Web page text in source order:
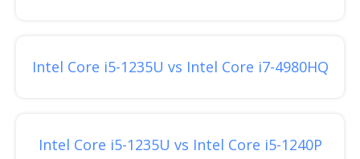
Intel Core i5-1235U vs Intel Core i7-4980HQ
Intel Core i5-1235U vs Intel Core i5-1240P